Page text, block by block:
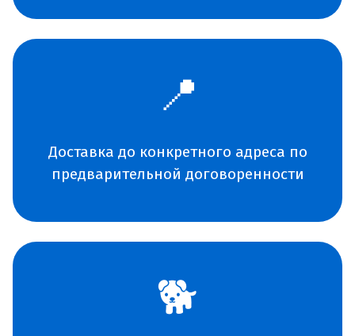
📍
Доставка до конкретного адреса по
предварительной договоренности
🐕